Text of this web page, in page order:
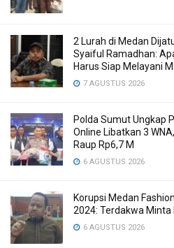
2 Lurah di Medan
Syaiful Ramadhan:
Harus Siap Melayani
7 AGUSTUS 2026
Polda Sumut Ungkap
Online Libatkan 3
Raup Rp6,7 M
6 AGUSTUS 2026
Korupsi Medan
2024: Terdakwa Minta
6 AGUSTUS 2026